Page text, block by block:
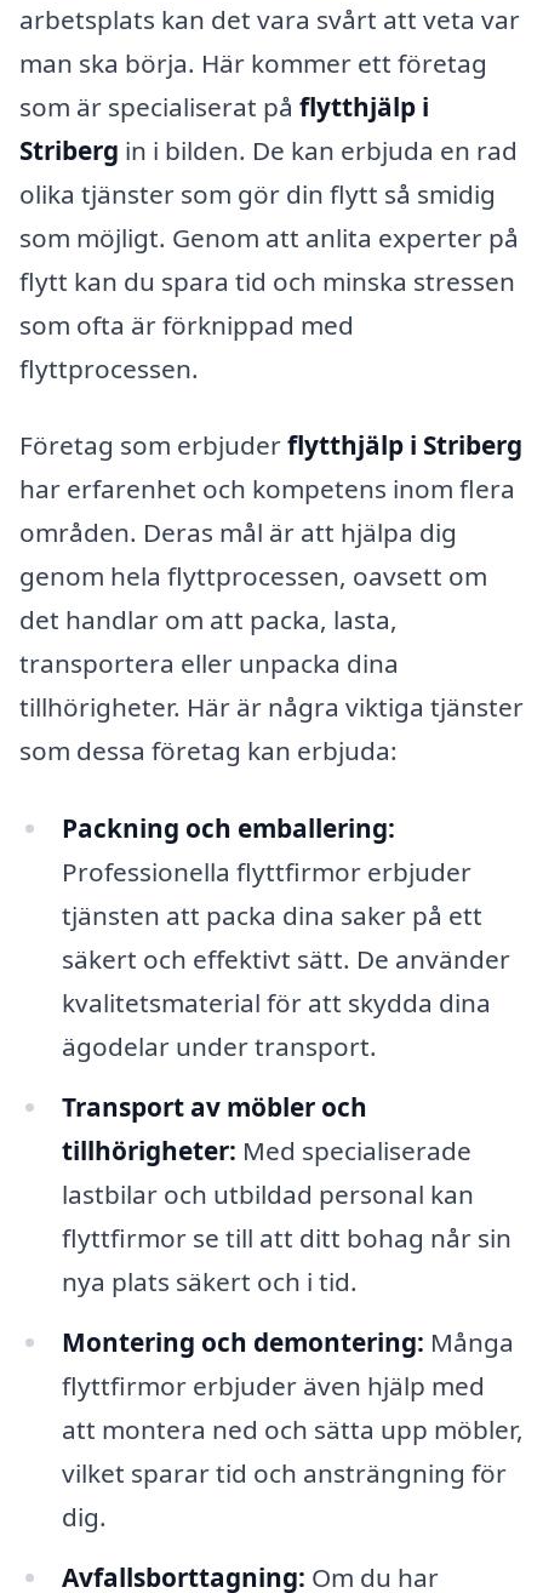
arbetsplats kan det vara svårt att veta var
man ska börja. Här kommer ett företag
som är specialiserat på flytthjälp i
Striberg in i bilden. De kan erbjuda en rad
olika tjänster som gör din flytt så smidig
som möjligt. Genom att anlita experter på
flytt kan du spara tid och minska stressen
som ofta är förknippad med
flyttprocessen.
Företag som erbjuderflytthjälp i Striberg
har erfarenhet och kompetens inom flera
områden. Deras mål är att hjälpa dig
genom hela flyttprocessen, oavsett om
det handlar om att packa, lasta,
transportera eller unpacka dina
tillhörigheter. Här är några viktiga tjänster
som dessa företag kan erbjuda:
Packning och emballering:
Professionella flyttfirmor erbjuder
tjänsten att packa dina saker på ett
säkert och effektivt sätt. De använder
kvalitetsmaterial för att skydda dina
ägodelar under transport.
Transport av möbler och
tillhörigheter: Med specialiserade
lastbilar och utbildad personal kan
flyttfirmor se till att ditt bohag når sin
nya plats säkert och i tid.
Montering och demontering: Många
flyttfirmor erbjuder även hjälp med
att montera ned och sätta upp möbler,
vilket sparar tid och ansträngning för
dig.
Avfallsborttagning: Om du har